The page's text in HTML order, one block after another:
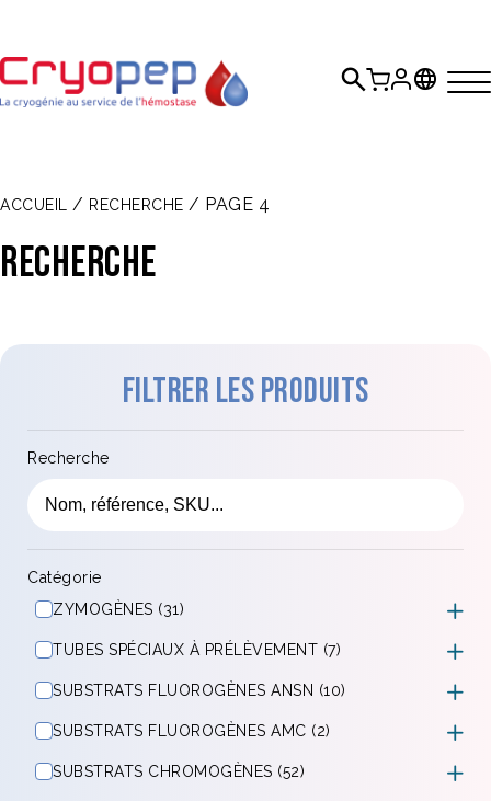
ACCUEIL / RECHERCHE / PAGE 4
Recherche
Filtrer les produits
Recherche
Catégorie
ZYMOGÈNES (31)
TUBES SPÉCIAUX À PRÉLÈVEMENT (7)
SUBSTRATS FLUOROGÈNES ANSN (10)
SUBSTRATS FLUOROGÈNES AMC (2)
SUBSTRATS CHROMOGÈNES (52)